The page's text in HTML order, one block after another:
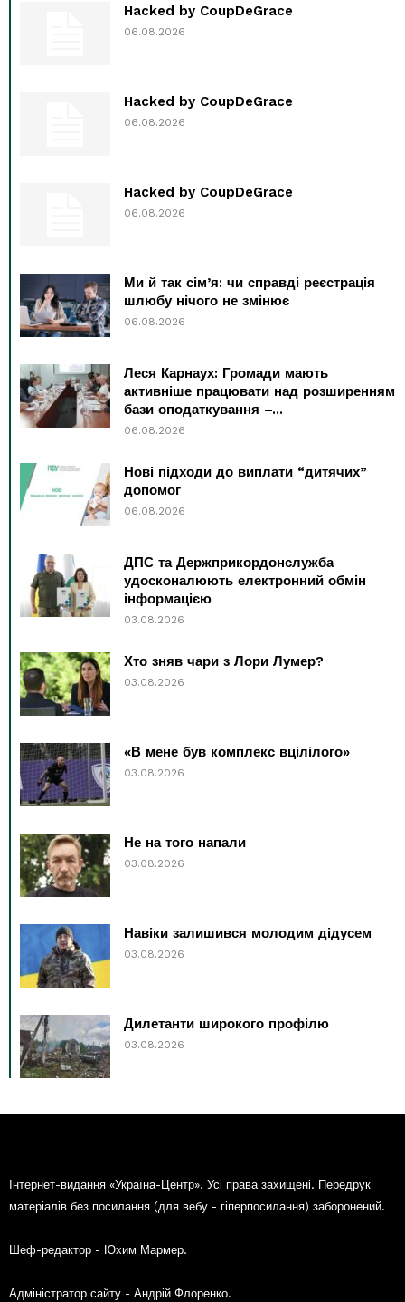
Hacked by CoupDeGrace
06.08.2026
Hacked by CoupDeGrace
06.08.2026
Hacked by CoupDeGrace
06.08.2026
Ми й так сім’я: чи справді реєстрація
шлюбу нічого не змінює
06.08.2026
Леся Карнаух: Громади мають
активніше працювати над розширенням
бази оподаткування –...
06.08.2026
Нові підходи до виплати “дитячих”
допомог
06.08.2026
ДПС та Держприкордонслужба
удосконалюють електронний обмін
інформацією
03.08.2026
Хто зняв чари з Лори Лумер?
03.08.2026
«В мене був комплекс вцілілого»
03.08.2026
Не на того напали
03.08.2026
Навіки залишився молодим дідусем
03.08.2026
Дилетанти широкого профілю
03.08.2026
Інтернет-видання «Україна-Центр». Усі права захищені. Передрук
матеріалів без посилання (для вебу - гіперпосилання) заборонений.
Шеф-редактор - Юхим Мармер.
Адміністратор сайту - Андрій Флоренко.